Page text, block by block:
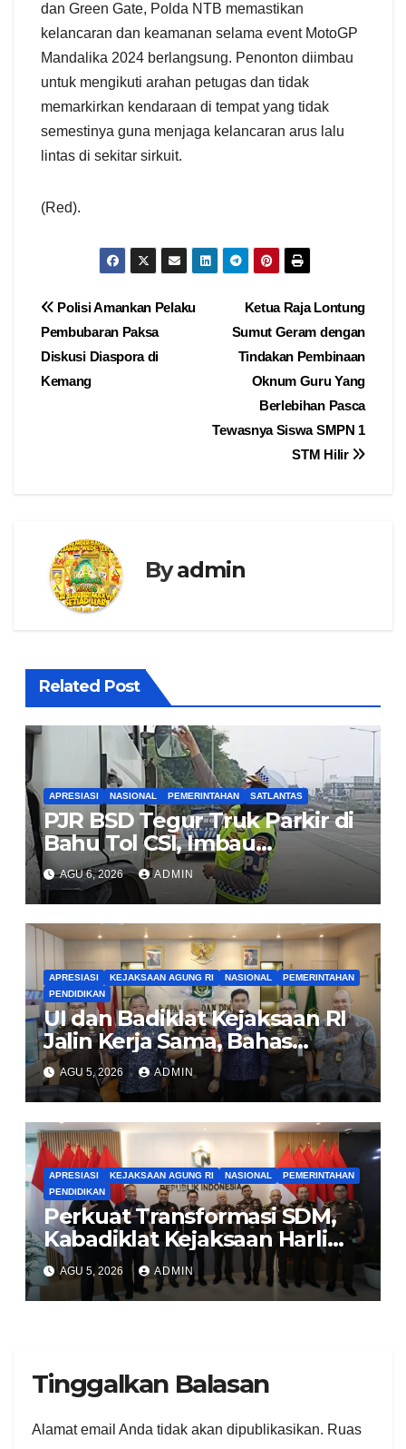
dan Green Gate, Polda NTB memastikan
kelancaran dan keamanan selama event MotoGP
Mandalika 2024 berlangsung. Penonton diimbau
untuk mengikuti arahan petugas dan tidak
memarkirkan kendaraan di tempat yang tidak
semestinya guna menjaga kelancaran arus lalu
lintas di sekitar sirkuit.
(Red).
Navigasi
pos
Ketua Raja Lontung
Sumut Geram dengan
Tindakan Pembinaan
Oknum Guru Yang
Berlebihan Pasca
Tewasnya Siswa SMPN 1
STM Hilir
Polisi Amankan Pelaku
Pembubaran Paksa
Diskusi Diaspora di
Kemang
Byadmin
Related Post
APRESIASI NASIONAL PEMERINTAHAN SATLANTAS
PJR BSD Tegur Truk Parkir di
Bahu Tol CSI, Imbau
Pengendara Tertib
AGU 6, 2026 ADMIN
APRESIASI KEJAKSAAN AGUNG RI NASIONAL
PEMERINTAHAN
PENDIDIKAN
UI dan Badiklat Kejaksaan RI
Jalin Kerja Sama, Bahas
Pembentukan Pusat Studi
Kajian Kejaksaan
AGU 5, 2026 ADMIN
APRESIASI KEJAKSAAN AGUNG RI NASIONAL
PEMERINTAHAN
PENDIDIKAN
Perkuat Transformasi SDM,
Kabadiklat Kejaksaan Harli
Siregar Jalin Sinergi dengan
LAN RI
AGU 5, 2026 ADMIN
Tinggalkan Balasan
Alamat email Anda tidak akan dipublikasikan. Ruas